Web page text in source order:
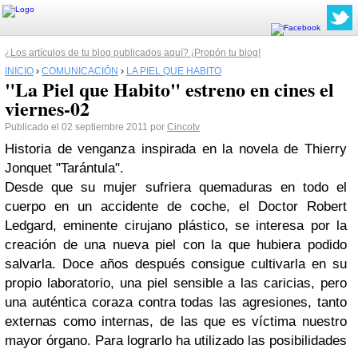
¿Los artículos de tu blog publicados aquí? ¡Propón tu blog!
INICIO › COMUNICACIÓN › LA PIEL QUE HABITO
"La Piel que Habito" estreno en cines el
viernes-02
Publicado el 02 septiembre 2011 por Cincotv
Historia de venganza inspirada en la novela de Thierry
Jonquet "Tarántula".
Desde que su mujer sufriera quemaduras en todo el
cuerpo en un accidente de coche, el Doctor Robert
Ledgard, eminente cirujano plástico, se interesa por la
creación de una nueva piel con la que hubiera podido
salvarla. Doce años después consigue cultivarla en su
propio laboratorio, una piel sensible a las caricias, pero
una auténtica coraza contra todas las agresiones, tanto
externas como internas, de las que es víctima nuestro
mayor órgano. Para lograrlo ha utilizado las posibilidades